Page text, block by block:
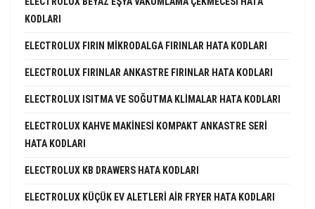
KODLARI
ELECTROLUX FIRIN MIKRODALGA FIRINLAR HATA KODLARI
ELECTROLUX FIRINLAR ANKASTRE FIRINLAR HATA KODLARI
ELECTROLUX ISITMA VE SOĞUTMA KLIMALAR HATA KODLARI
ELECTROLUX KAHVE MAKINESI KOMPAKT ANKASTRE SERI
HATA KODLARI
ELECTROLUX KB DRAWERS HATA KODLARI
ELECTROLUX KÜÇÜK EV ALETLERI AIR FRYER HATA KODLARI